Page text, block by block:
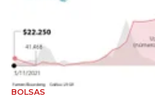
BOLSAS